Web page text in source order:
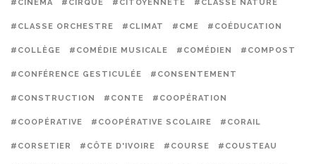
#CINÉMA #CIRQUE #CITOYENNETÉ #CLASSE NATURE
#CLASSE ORCHESTRE #CLIMAT #CME #COÉDUCATION
#COLLÈGE #COMÉDIE MUSICALE #COMÉDIEN #COMPOST
#CONFÉRENCE GESTICULÉE #CONSENTEMENT
#CONSTRUCTION #CONTE #COOPÉRATION
#COOPÉRATIVE #COOPÉRATIVE SCOLAIRE #CORAIL
#CORSETIER #CÔTE D'IVOIRE #COURSE #COUSTEAU